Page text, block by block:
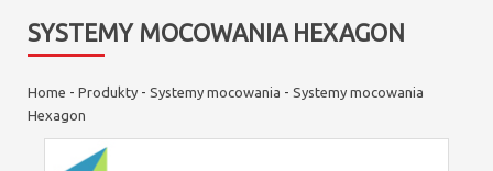
SYSTEMY MOCOWANIA HEXAGON
Home - Produkty - Systemy mocowania - Systemy mocowania
Hexagon